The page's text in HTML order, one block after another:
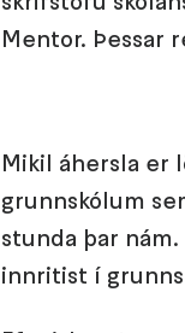
Mentor. Þessar
Mikil áhersla er
grunnskólum
stunda þar
innritist í